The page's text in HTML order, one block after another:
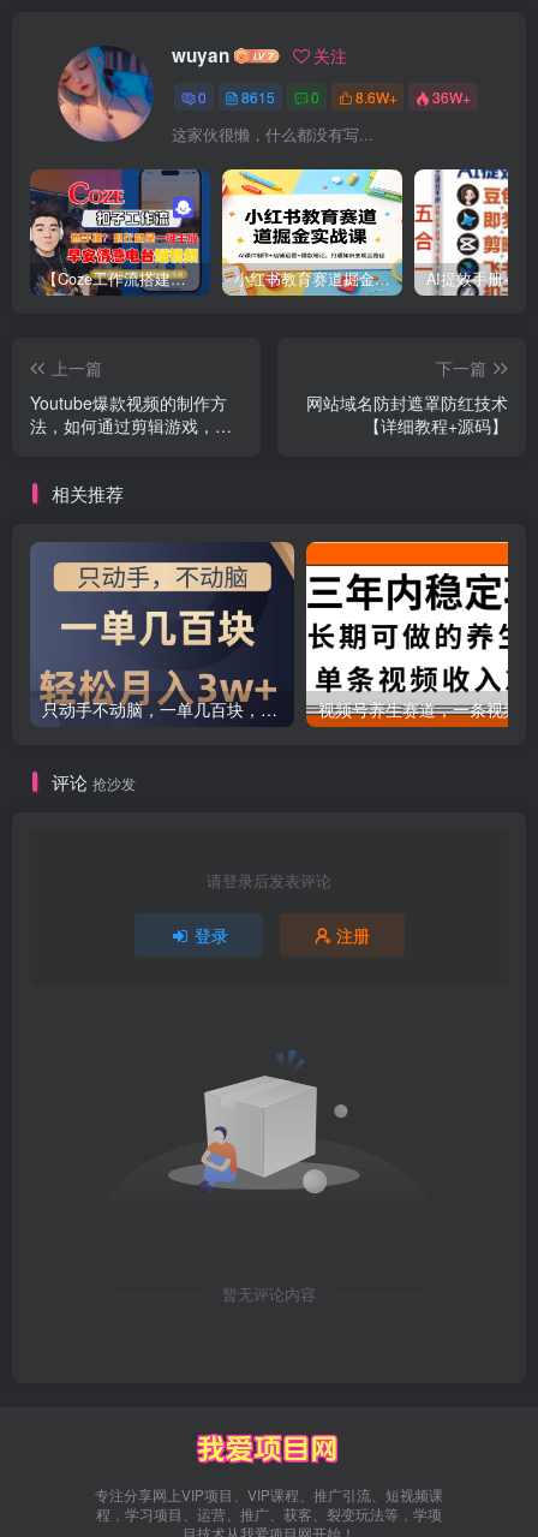
wuyan 关注
0 8615 0 8.6W+ 36W+
这家伙很懒，什么都没有写...
【Coze工作流搭建实操教程】【coze】早安情感电台日签视频还在手动做？用扣子工作流自动生成，省时90% 小红书教育赛道掘金实战课：AI课件制作+店铺运营+爆款笔记，打通知识变现全路径
上一篇
Youtube爆款视频的制作方
法，如何通过剪辑游戏，月
下一篇
网站域名防封遮罩防红技术
【详细教程+源码】
相关推荐
只动手不动脑，一单几百块，轻松月入2w+，看完就能直接操作，详细教程
评论 抢沙发
请登录后发表评论
登录 注册
暂无评论内容
专注分享网上VIP项目、VIP课程、推广引流、短视频课
程，学习项目、运营、推广、获客、裂变玩法等，学项